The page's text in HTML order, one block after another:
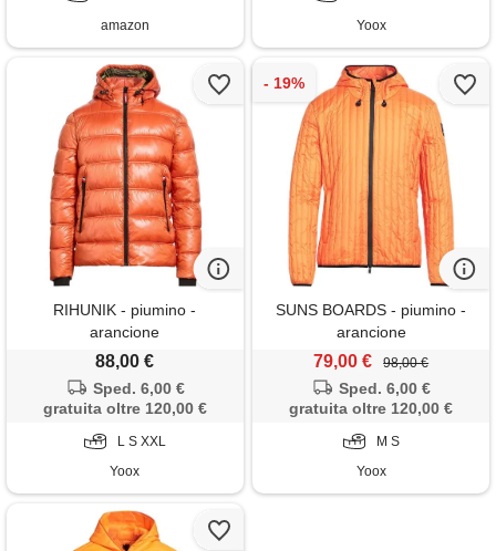
amazon
Yoox
RIHUNIK - piumino -
arancione
88,00 €
Sped. 6,00 €
gratuita oltre 120,00 €
L S XXL
Yoox
SUNS BOARDS - piumino -
arancione
79,00 € 98,00 €
Sped. 6,00 €
gratuita oltre 120,00 €
M S
Yoox